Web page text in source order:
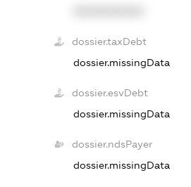
dossier.taxDebt
dossier.missingData
dossier.esvDebt
dossier.missingData
dossier.ndsPayer
dossier.missingData